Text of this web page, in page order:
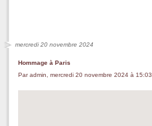
mercredi 20 novembre 2024
Hommage à Paris
Par admin, mercredi 20 novembre 2024 à 15:03